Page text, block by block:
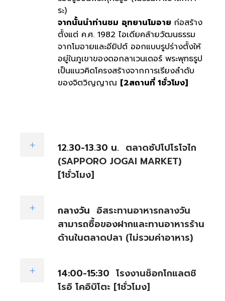
ระ)
จากนั้นนำท่านชม อุทยานโมอาย ก่อสร้าง
ตั้งแต่ ค.ศ. 1982 ไอเดียคล้ายวัฒนธรรม
จากโมอายและอียิปต์ ออกแบบรูปร่างตั้งให้
อยู่ในภูเขาของดอกลาเวนเดอร์ พระพุทธรูป
เป็นแนวคิดโครงสร้างจากการเรียงลำดับ
ของจิตวิญญาณ [2สถานที่ 1ชั่วโมง]
12.30-13.30 น. ตลาดซัปโปโรโจไก
(SAPPORO JOGAI MARKET)
[1ชั่วโมง]
กลางวัน อิสระทานอาหารกลางวัน
สามารถซื้อของฝากและทานอาหารร้าน
ด้านในตลาดปลา (ไม่รวมค่าอาหาร)
14:00-15:30 โรงงานช็อกโกแลตชิ
โรอิ โคอิบิโตะ [1ชั่วโมง]